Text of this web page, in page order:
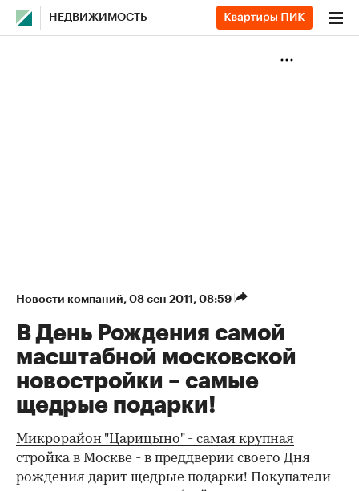
НЕДВИЖИМОСТЬ
Новости компаний⁠, 08 сен 2011, 08:59
В День Рождения самой
масштабной московской
новостройки – самые
щедрые подарки!
Микрорайон "Царицыно" - самая крупная
стройка в Москве - в преддверии своего Дня
рождения дарит щедрые подарки! Покупатели